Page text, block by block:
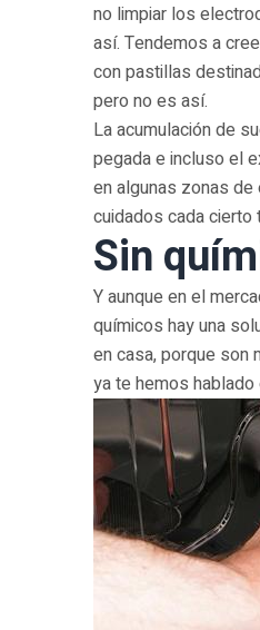
no limpiar los
así. Tendemos a
con pastillas
pero no es así.
La acumulación de
pegada e incluso el
en algunas zonas
cuidados cada cierto
Sin
Y aunque en el
químicos hay una
en casa, porque son
ya te hemos